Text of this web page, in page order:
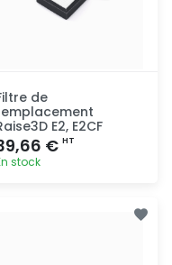
de
E2, E2CF
€ HT
stock